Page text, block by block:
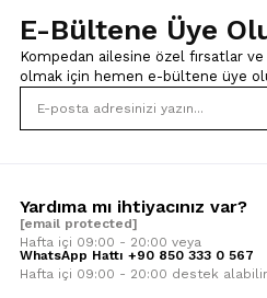
E-Bültene Üye
Kompedan ailesine özel fırsatlar
olmak için hemen e-bültene üye
Yardıma mı ihtiyacınız var?
[email protected]
Hafta içi 09:00 - 20:00 veya
WhatsApp Hattı +90 850 333 0 567
Hafta içi 09:00 - 20:00 destek